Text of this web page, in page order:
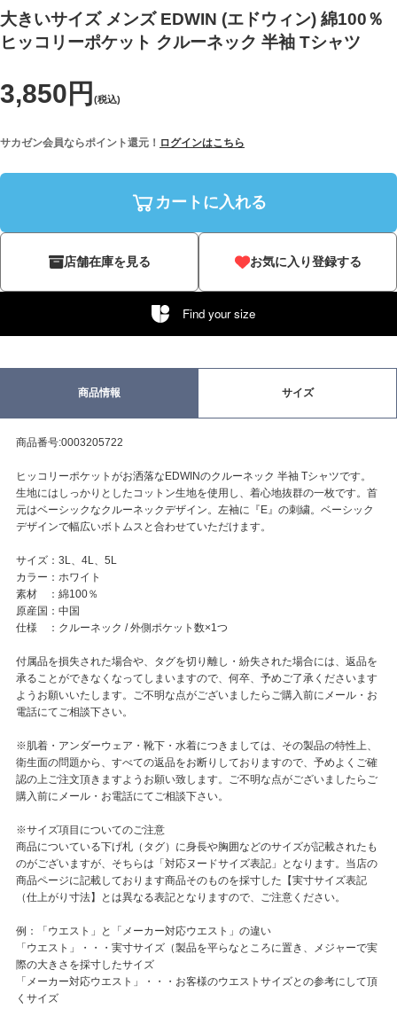
大きいサイズ メンズ EDWIN (エドウィン) 綿100％
ヒッコリーポケット クルーネック 半袖 Tシャツ
3,850円 (税込)
サカゼン会員ならポイント還元！ ログインはこちら
カートに入れる
店舗在庫を見る お気に入り登録する
Find your size
商品情報 サイズ
商品番号:0003205722
ヒッコリーポケットがお洒落なEDWINのクルーネック 半袖 Tシャツです。
生地にはしっかりとしたコットン生地を使用し、着心地抜群の一枚です。首
元はベーシックなクルーネックデザイン。左袖に『E』の刺繍。ベーシック
デザインで幅広いボトムスと合わせていただけます。
サイズ：3L、4L、5L
カラー：ホワイト
素材 ：綿100％
原産国：中国
仕様 ：クルーネック / 外側ポケット数×1つ
付属品を損失された場合や、タグを切り離し・紛失された場合には、返品を
承ることができなくなってしまいますので、何卒、予めご了承くださいます
ようお願いいたします。ご不明な点がございましたらご購入前にメール・お
電話にてご相談下さい。
※肌着・アンダーウェア・靴下・水着につきましては、その製品の特性上、
衛生面の問題から、すべての返品をお断りしておりますので、予めよくご確
認の上ご注文頂きますようお願い致します。ご不明な点がございましたらご
購入前にメール・お電話にてご相談下さい。
※サイズ項目についてのご注意
商品についている下げ札（タグ）に身長や胸囲などのサイズが記載されたも
のがございますが、そちらは「対応ヌードサイズ表記」となります。当店の
商品ページに記載しております商品そのものを採寸した【実寸サイズ表記
（仕上がり寸法】とは異なる表記となりますので、ご注意ください。
例：「ウエスト」と「メーカー対応ウエスト」の違い
「ウエスト」・・・実寸サイズ（製品を平らなところに置き、メジャーで実
際の大きさを採寸したサイズ
「メーカー対応ウエスト」・・・お客様のウエストサイズとの参考にして頂
くサイズ